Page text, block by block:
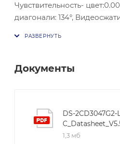
Чувствительность-
диагонали: 134°,
Документы
DS-2CD3047G2-
1,3 мб